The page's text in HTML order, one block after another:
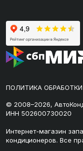
ПОЛИТИКА
© 2008–2026,
ИНН 502600730020
Интернет-магазин
кондиционеров. Все